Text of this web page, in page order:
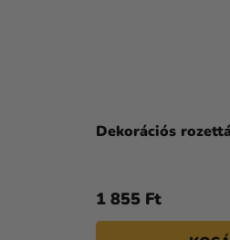
Dekorációs
1 855 Ft